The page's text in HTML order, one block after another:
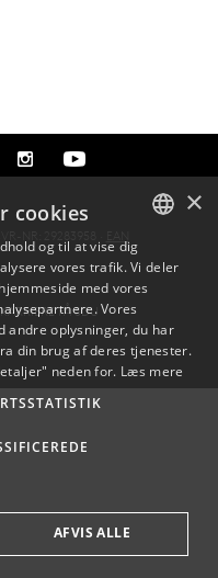
PÅ SDU
DANISH
DANISH
×
cookies
og til at vise dig
vores trafik. Vi deler
med vores
Vores
andre oplysninger, du har
din brug af deres tjenester.
neden for. Læs mere
AFVIS ALLE